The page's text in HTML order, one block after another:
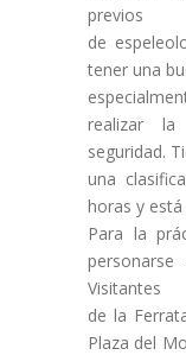
previos
de
tener una
realizar
seguridad.
una
horas y está
Para la
Visitantes
de la
Plaza del